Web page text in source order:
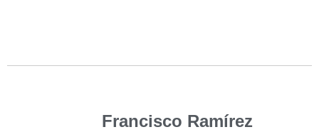
Francisco Ramírez